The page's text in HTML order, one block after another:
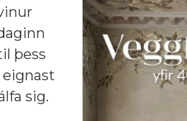
þess
eignast
sig.